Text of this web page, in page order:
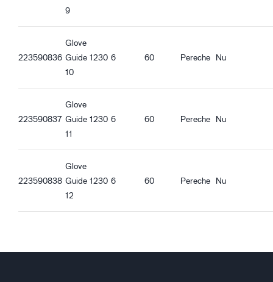
9
223590836
Glove
Guide 1230
10
6 60 Pereche Nu
223590837
Glove
Guide 1230
11
6 60 Pereche Nu
223590838
Glove
Guide 1230
12
6 60 Pereche Nu